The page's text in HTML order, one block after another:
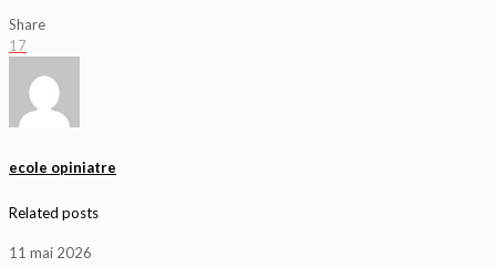
Share
17
ecole opiniatre
Related posts
11 mai 2026